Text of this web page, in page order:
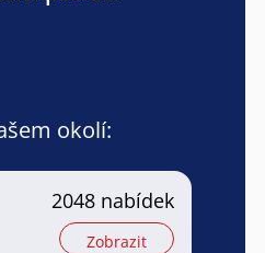
okolí:
2048 nabídek
Zobrazit